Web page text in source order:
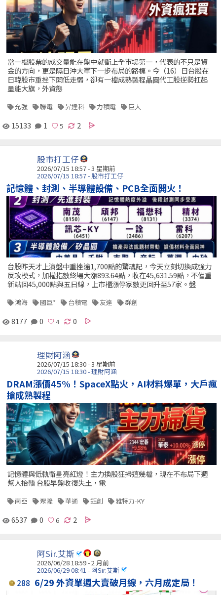
當一檔股票的成交量能在盤中就衝上全市場第一，代表的不只是資
金的方向，更是隔日沖大軍下一步布局的路標。今（16）日台股在
日韓股市重挫下開低走弱，卻有一檔成熟製程晶圓代工股逆勢扛起
量能大旗，外資態
允強 聯電 昇達科 力積電 巨大
15133 1 2
股市打工仔
2026/07/15 18:57 - 3 星期前
2026/07/15 18:57 - 股市打工仔
記憶體、封測、半導體設備、PCB全面開火！
台股昨天才上演盤中重挫逾1,700點的驚魂記，今天立刻切換成強力
反攻模式，加權指數終場大漲893.64點，收在45,631.59點，不僅重
新站回45,000點與五日線，上市櫃漲停家數更回升至57家。盤
鴻海 國巨* 台積電 友達 群創
8177 0 0
理財阿涵
2026/07/15 18:30 - 3 星期前
2026/07/15 18:30 - 理財阿涵
DRAM漲價45%！SpaceX點火，AI材料爆單，大戶瘋
搶成熟製程
記憶體與低軌衛星亮紅燈！主力換股狂掃這幾檔，現在不布局下週
幫人抬轎 台股早盤收復失土，電
南亞 聚隆 華通 鈺創 雅特力-KY
6537 0 2
阿Sir.艾斯
2026/06/28 18:59 - 2 月前
2026/06/29 08:41 - 阿Sir.艾斯
288 6/29 外資單週大賣破月線，六月成定局！